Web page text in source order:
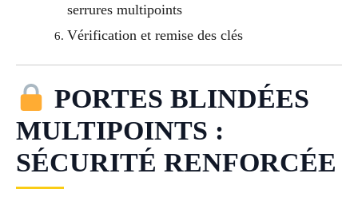
serrures multipoints
Vérification et remise des clés
PORTES BLINDÉES
MULTIPOINTS :
SÉCURITÉ RENFORCÉE